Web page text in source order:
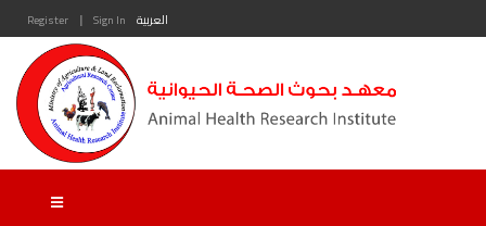
Register | Sign In العربية